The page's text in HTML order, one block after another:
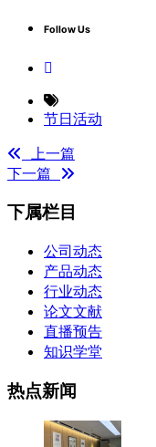
Follow Us
节日活动
上一篇
下一篇
下属栏目
公司动态
产品动态
行业动态
论文文献
直播预告
知识学堂
热点新闻